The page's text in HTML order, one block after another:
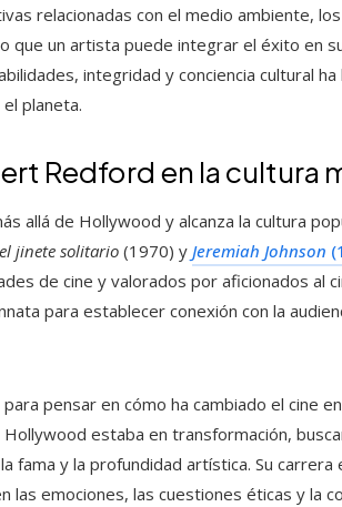
relacionadas con el medio ambiente,
que un artista puede integrar el éxito en
integridad y conciencia cultural
planeta.
Redford en la cultura
allá de Hollywood y alcanza la cultura
jinete solitario (1970) y Jeremiah Johnson
de cine y valorados por aficionados al
para establecer conexión con la
pensar en cómo ha cambiado el cine
estaba en transformación,
fama y la profundidad artística. Su carrera
las emociones, las cuestiones éticas y la